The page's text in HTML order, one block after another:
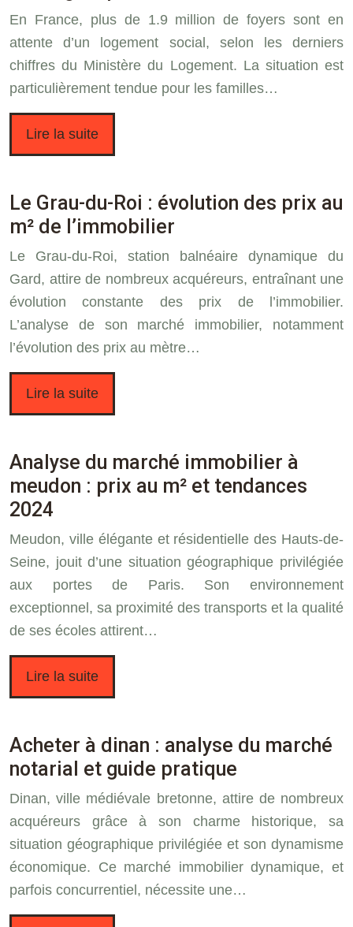
En France, plus de 1.9 million de foyers sont en
attente d’un logement social, selon les derniers
chiffres du Ministère du Logement. La situation est
particulièrement tendue pour les familles…
Lire la suite
Le Grau-du-Roi : évolution des prix au
m² de l’immobilier
Le Grau-du-Roi, station balnéaire dynamique du
Gard, attire de nombreux acquéreurs, entraînant une
évolution constante des prix de l’immobilier.
L’analyse de son marché immobilier, notamment
l’évolution des prix au mètre…
Lire la suite
Analyse du marché immobilier à
meudon : prix au m² et tendances
2024
Meudon, ville élégante et résidentielle des Hauts-de-
Seine, jouit d’une situation géographique privilégiée
aux portes de Paris. Son environnement
exceptionnel, sa proximité des transports et la qualité
de ses écoles attirent…
Lire la suite
Acheter à dinan : analyse du marché
notarial et guide pratique
Dinan, ville médiévale bretonne, attire de nombreux
acquéreurs grâce à son charme historique, sa
situation géographique privilégiée et son dynamisme
économique. Ce marché immobilier dynamique, et
parfois concurrentiel, nécessite une…